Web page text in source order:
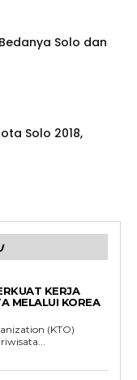
Solo dan
Solo 2018,
KERJA
MELALUI KOREA
(KTO)